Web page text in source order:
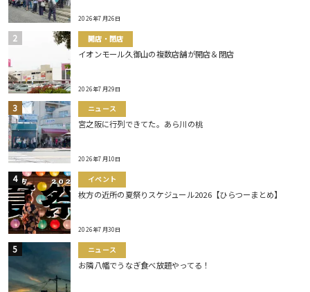
2026年7月26日
開店・閉店
イオンモール久御山の複数店舗が開店＆閉店
2026年7月29日
ニュース
宮之阪に行列できてた。あら川の桃
2026年7月10日
イベント
枚方の近所の夏祭りスケジュール2026【ひらつーまとめ】
2026年7月30日
ニュース
お隣八幡でうなぎ食べ放題やってる！